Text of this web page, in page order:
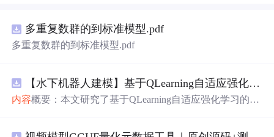
多重复数群的到标准模型.pdf
多重复数群的到标准模型.pdf
【水下机器人建模】基于QLearning自适应强化学习PID控制器在AUV中的应用研究（Matlab代码实现）
内容概要：本文研究了基于QLearning自适应强化学习的PI